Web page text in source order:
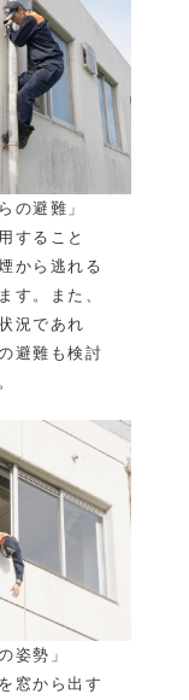
の避難」
すること
から逃れる
す。また、
況であれ
避難も検討
姿勢」
窓から出す